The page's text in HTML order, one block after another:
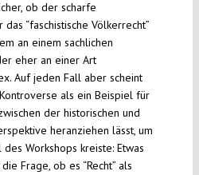
ob der scharfe
“faschistische Völkerrecht”
an einem sachlichen
eher an einer Art
Auf jeden Fall aber scheint
als ein Beispiel für
der historischen und
heranziehen lässt, um
Workshops kreiste: Etwas
Frage, ob es “Recht” als